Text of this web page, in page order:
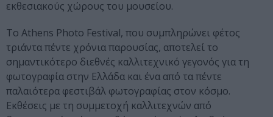
εκθεσιακούς χώρους του μουσείου.
Tο Athens Photo Festival, που συμπληρώνει φέτος
τριάντα πέντε χρόνια παρουσίας, αποτελεί το
σημαντικότερο διεθνές καλλιτεχνικό γεγονός για τη
φωτογραφία στην Ελλάδα και ένα από τα πέντε
παλαιότερα φεστιβάλ φωτογραφίας στον κόσμο.
Εκθέσεις με τη συμμετοχή καλλιτεχνών από